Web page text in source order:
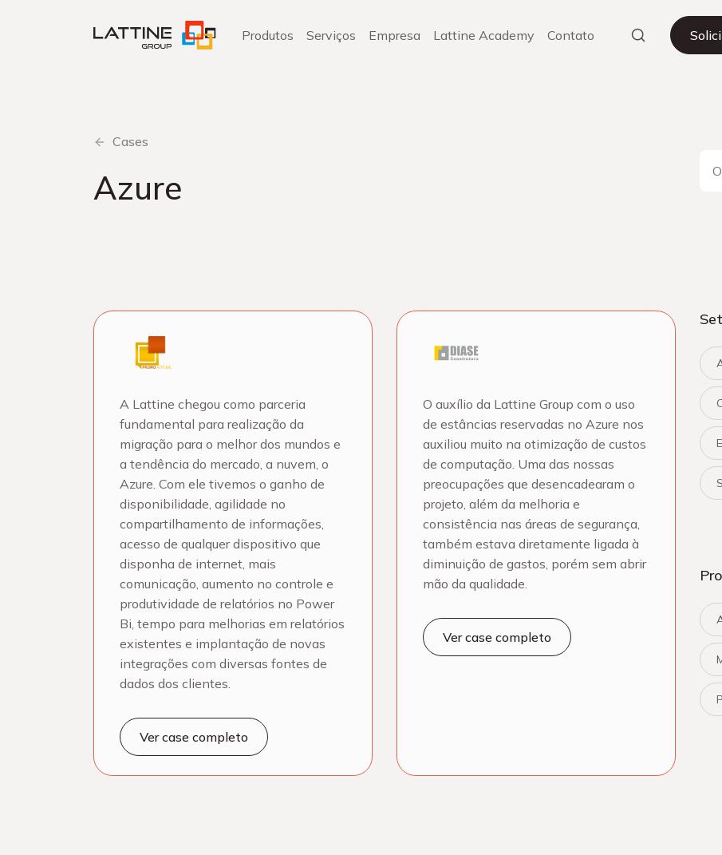
Produtos Serviços Empresa Lattine Academy Contato
Cases
Azure
A Lattine chegou como parceria
fundamental para realização da
migração para o melhor dos mundos e
a tendência do mercado, a nuvem, o
Azure. Com ele tivemos o ganho de
disponibilidade, agilidade no
compartilhamento de informações,
acesso de qualquer dispositivo que
disponha de internet, mais
comunicação, aumento no controle e
produtividade de relatórios no Power
Bi, tempo para melhorias em relatórios
existentes e implantação de novas
integrações com diversas fontes de
dados dos clientes.
Ver case completo
O auxílio da Lattine Group com o uso
de estâncias reservadas no Azure nos
auxiliou muito na otimização de custos
de computação. Uma das nossas
preocupações que desencadearam o
projeto, além da melhoria e
consistência nas áreas de segurança,
também estava diretamente ligada à
diminuição de gastos, porém sem abrir
mão da qualidade.
Ver case completo